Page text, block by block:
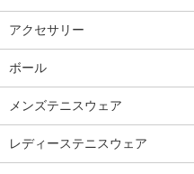
アクセサリー
ボール
メンズテニスウェア
レディーステニスウェア